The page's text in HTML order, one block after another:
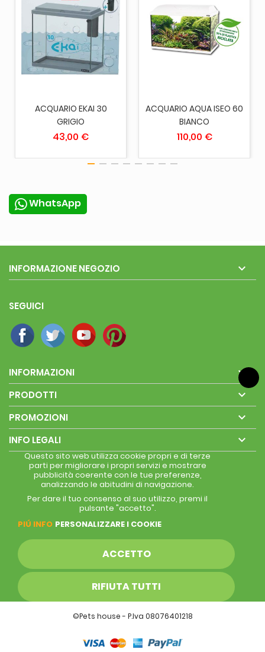
ACQUARIO EKAI 30
GRIGIO
43,00 €
ACQUARIO AQUA ISEO 60
BIANCO
110,00 €
WhatsApp
INFORMAZIONE NEGOZIO 
SEGUICI
INFORMAZIONI 
PRODOTTI 
PROMOZIONI 
INFO LEGALI 
Questo sito web utilizza cookie propri e di terze
parti per migliorare i propri servizi e mostrare
pubblicità coerente con le tue preferenze,
analizzando le abitudini di navigazione.
Per dare il tuo consenso al suo utilizzo, premi il
pulsante "accetto".
PIÚ INFO PERSONALIZZARE I COOKIE
RIFIUTA TUTTI
ACCETTO
©Pets house - P.Iva 08076401218